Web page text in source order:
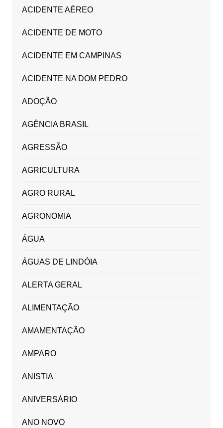
ACIDENTE AÉREO
ACIDENTE DE MOTO
ACIDENTE EM CAMPINAS
ACIDENTE NA DOM PEDRO
ADOÇÃO
AGÊNCIA BRASIL
AGRESSÃO
AGRICULTURA
AGRO RURAL
AGRONOMIA
ÁGUA
ÁGUAS DE LINDÓIA
ALERTA GERAL
ALIMENTAÇÃO
AMAMENTAÇÃO
AMPARO
ANISTIA
ANIVERSÁRIO
ANO NOVO